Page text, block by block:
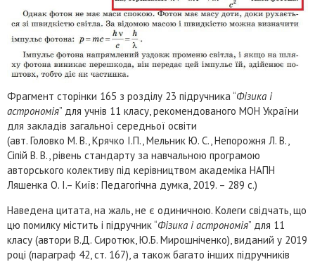
Фрагмент сторінки 165 з розділу 23 підручника “Фізика і
астрономія” для учнів 11 класу, рекомендованого МОН України
для закладів загальної середньої освіти
(авт. Головко М. В., Крячко І.П., Мельник Ю. С., Непорожня Л. В.,
Сіпій В. В., рівень стандарту за навчальною програмою
авторського колективу під керівництвом академіка НАПН
Ляшенка О. І.– Київ: Педагогічна думка, 2019. – 289 с.)
Наведена цитата, на жаль, не є одиничною. Колеги свідчать, що
цю помилку містить і підручник “Фізика і астрономія” для 11
класу (автори В.Д. Сиротюк, Ю.Б. Мирошніченко), виданий у 2019
році (параграф 42, ст. 167), а також багато інших підручників